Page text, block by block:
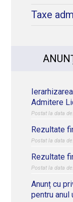
Taxe
Admitere
Rezultate
Rezultate
Anunț cu
pentru